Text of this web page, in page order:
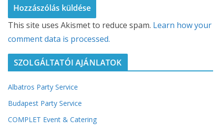
This site uses Akismet to reduce spam. Learn how your
comment data is processed.
SZOLGÁLTATÓI AJÁNLATOK
Albatros Party Service
Budapest Party Service
COMPLET Event & Catering